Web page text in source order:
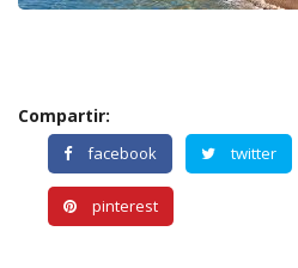
Compartir:
facebook twitter
pinterest